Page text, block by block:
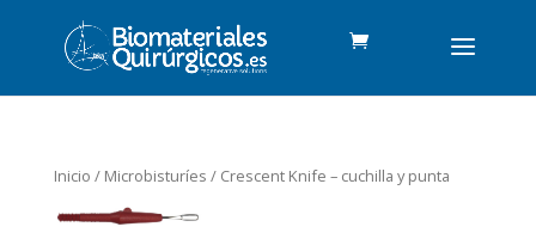
Inicio / Microbisturíes / Crescent Knife – cuchilla y punta